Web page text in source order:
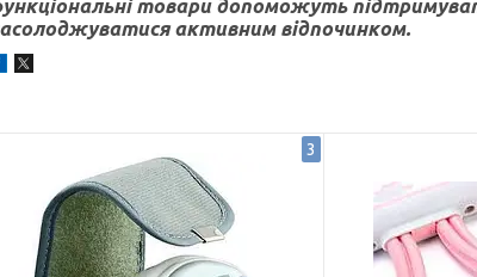
товари допоможуть
активним відпочинком.
3